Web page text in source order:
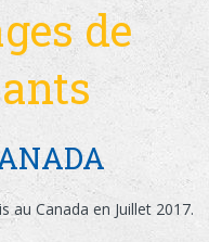
de
Canada en Juillet 2017.